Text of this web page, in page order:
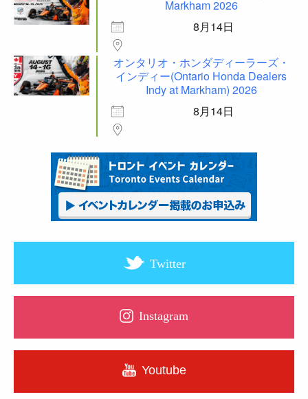
Markham 2026
8月14日
オンタリオ・ホンダディーラーズ・
インディー(Ontario Honda Dealers
Indy at Markham) 2026
8月14日
Twitter
Instagram
Youtube